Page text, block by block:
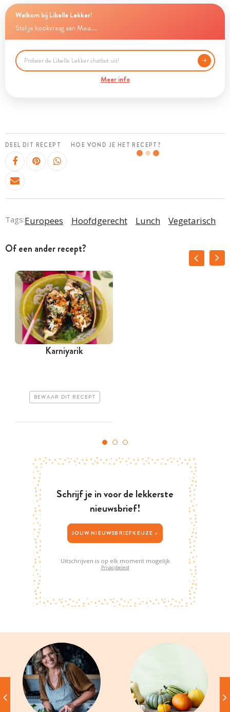
Welkom bij Libelle Lekker!
Stel je kookvraag aan Maia...
Meer info
DEEL DIT RECEPT HOE VOND JE HET RECEPT?
Tags:Europees Hoofdgerecht Lunch Vegetarisch
Of een ander recept?
Karniyarik
BEWAAR DIT RECEPT
Schrijf je in voor de lekkerste
nieuwsbrief!
JOUW NIEUWSBRIEFKEUZE >
Uitschrijven is op elk moment mogelijk
Privacybeleid